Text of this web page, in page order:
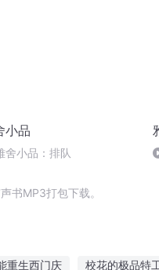
小品
舍小品：排队
书MP3打包下载。
重生西门庆 校花的极品特